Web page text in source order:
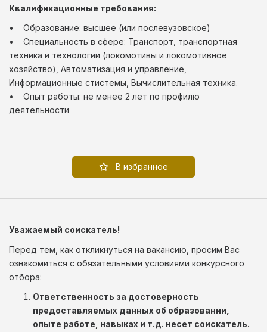
Квалификационные требования:
• Образование: высшее (или послевузовское)
• Специальность в сфере: Транспорт, транспортная
техника и технологии (локомотивы и локомотивное
хозяйство), Автоматизация и управление,
Информационные стистемы, Вычислительная техника.
• Опыт работы: не менее 2 лет по профилю
деятельности
В избранное
Уважаемый соискатель!
Перед тем, как откликнуться на вакансию, просим Вас
ознакомиться с обязательными условиями конкурсного
отбора:
Ответственность за достоверность
предоставляемых данных об образовании,
опыте работе, навыках и т.д. несет соискатель.